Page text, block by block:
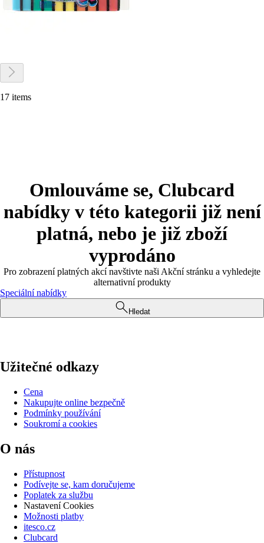
17 items
Omlouváme se, Clubcard
nabídky v této kategorii již není
platná, nebo je již zboží
vyprodáno
Pro zobrazení platných akcí navštivte naši Akční stránku a vyhledejte
alternativní produkty
Speciální nabídky
Hledat
Užitečné odkazy
Cena
Nakupujte online bezpečně
Podmínky používání
Soukromí a cookies
O nás
Přístupnost
Podívejte se, kam doručujeme
Poplatek za službu
Nastavení Cookies
Možnosti platby
itesco.cz
Clubcard